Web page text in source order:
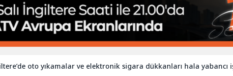
yıkamalar ve elektronik sigara dükkanları hala yabancı işçilere